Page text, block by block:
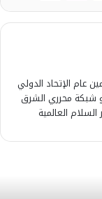
عام الإتحاد الدولي
شبكة محرري الشرق
العالمية